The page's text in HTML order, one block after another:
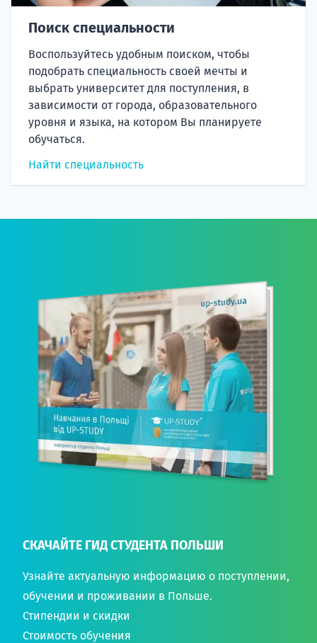
Поиск специальности
Воспользуйтесь удобным поиском, чтобы
подобрать специальность своей мечты и
выбрать университет для поступления, в
зависимости от города, образовательного
уровня и языка, на котором Вы планируете
обучаться.
Найти специальность
СКАЧАЙТЕ ГИД СТУДЕНТА ПОЛЬШИ
Узнайте актуальную информацию о поступлении,
обучении и проживании в Польше.
Стипендии и скидки
Стоимость обучения